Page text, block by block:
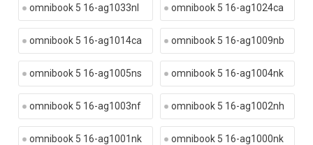
omnibook 5 16-ag1033nl omnibook 5 16-ag1024ca
omnibook 5 16-ag1014ca omnibook 5 16-ag1009nb
omnibook 5 16-ag1005ns omnibook 5 16-ag1004nk
omnibook 5 16-ag1003nf omnibook 5 16-ag1002nh
omnibook 5 16-ag1001nk omnibook 5 16-ag1000nk